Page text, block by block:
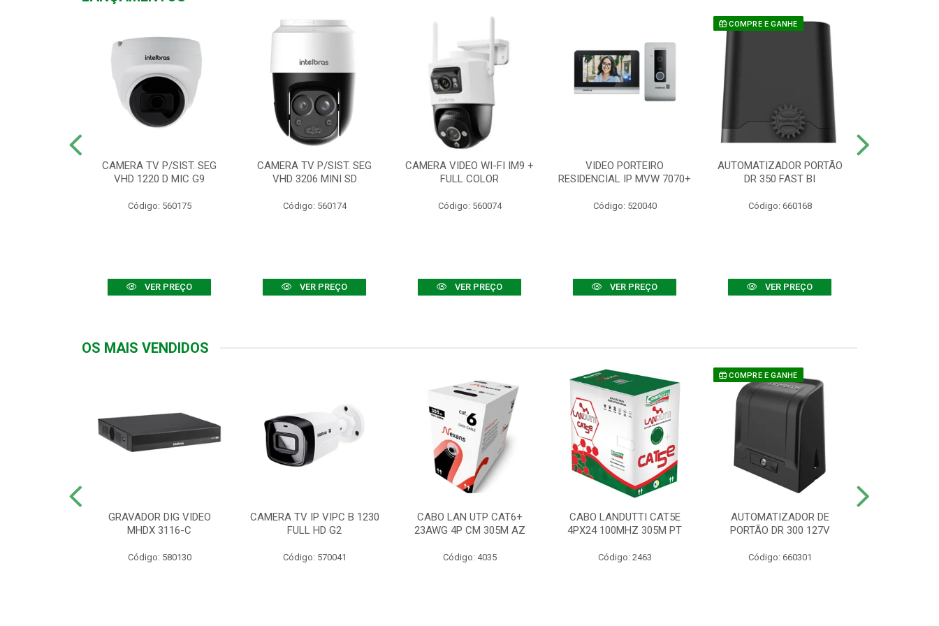
CAMERA TV P/SIST. SEG
VHD 1220 D MIC G9
Código: 560175
VER PREÇO
CAMERA TV P/SIST. SEG
VHD 3206 MINI SD
Código: 560174
VER PREÇO
CAMERA VIDEO WI-FI IM9 +
FULL COLOR
Código: 560074
VER PREÇO
VIDEO PORTEIRO
RESIDENCIAL IP MVW 7070+
Código: 520040
VER PREÇO
COMPRE E GANHE
AUTOMATIZADOR PORTÃO
DR 350 FAST BI
Código: 660168
VER PREÇO
OS MAIS VENDIDOS
GRAVADOR DIG VIDEO
MHDX 3116-C
Código: 580130
CAMERA TV IP VIPC B 1230
FULL HD G2
Código: 570041
CABO LAN UTP CAT6+
23AWG 4P CM 305M AZ
Código: 4035
CABO LANDUTTI CAT5E
4PX24 100MHZ 305M PT
Código: 2463
COMPRE E GANHE
AUTOMATIZADOR DE
PORTÃO DR 300 127V
Código: 660301